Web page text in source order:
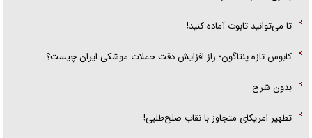
تا می‌توانید تابوت آماده کنید!
کابوس تازه پنتاگون؛ راز افزایش دقت حملات موشکی ایران چیست؟
بدون شرح
تطهیر امریکای متجاوز با نقاب صلح‌طلبی!